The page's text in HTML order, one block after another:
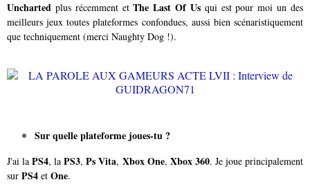
Uncharted plus récemment etThe Last Of Usqui est pour moi un des
meilleurs jeux toutes plateformes confondues, aussi bien scénaristiquement
que techniquement (merci Naughty Dog !).
Sur quelle plateforme joues-tu ?
J'ai laPS4, laPS3,Ps Vita, Xbox One, Xbox 360. Je joue principalement
sur PS4 et One.